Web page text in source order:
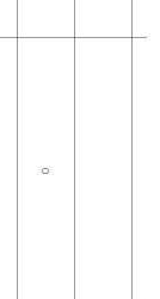
○